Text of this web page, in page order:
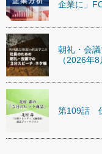
企業に」
朝礼・会
（2026年8
第109話